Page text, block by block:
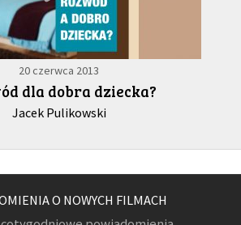
20 czerwca 2013
dla dobra dziecka?
Jacek Pulikowski
O NOWYCH FILMACH